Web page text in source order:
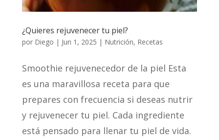
¿Quieres rejuvenecer tu piel?
por Diego | Jun 1, 2025 | Nutrición, Recetas
Smoothie rejuvenecedor de la piel Esta
es una maravillosa receta para que
prepares con frecuencia si deseas nutrir
y rejuvenecer tu piel. Cada ingrediente
está pensado para llenar tu piel de vida.